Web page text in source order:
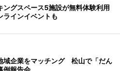
ングスペース5施設が無料体験利用
インイベントも
域企業をマッチング 松山で「だん